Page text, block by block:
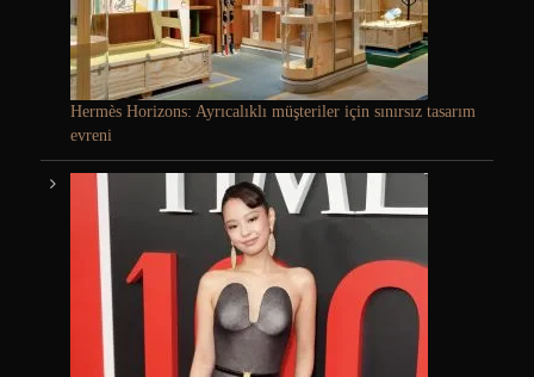
Hermès Horizons: Ayrıcalıklı müşteriler için sınırsız tasarım
evreni